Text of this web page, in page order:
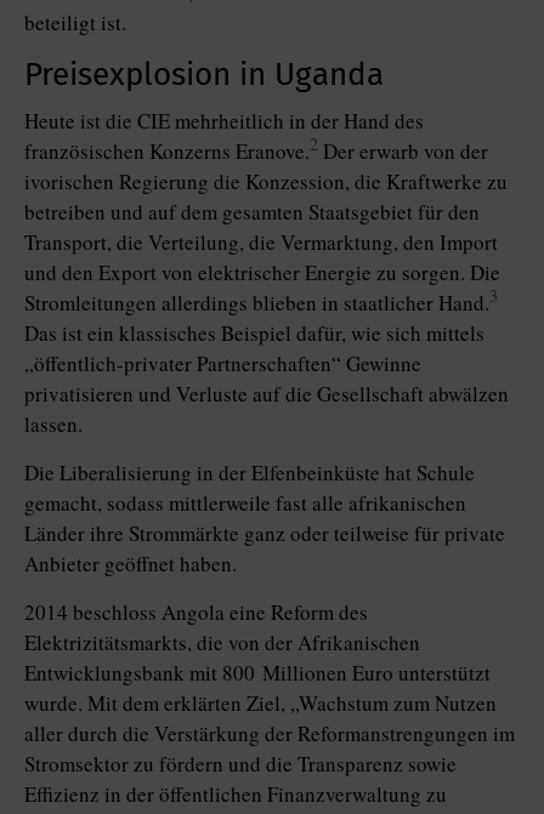
beteiligt ist.
Preisexplosion in Uganda
Heute ist die CIE mehrheitlich in der Hand des
französischen Konzerns Era­nove.2 Der erwarb von der
ivorischen Regierung die Konzession, die Kraftwerke zu
betreiben und auf dem gesamten Staatsgebiet für den
Transport, die Verteilung, die Vermarktung, den Import
und den Export von elektrischer Energie zu sorgen. Die
Stromleitungen allerdings blieben in staatlicher Hand.3
Das ist ein klassisches Beispiel dafür, wie sich mittels
„öffentlich-privater Partnerschaften“ Gewinne
privatisieren und Verluste auf die Gesellschaft abwälzen
lassen.
Die Liberalisierung in der Elfenbeinküste hat Schule
gemacht, sodass mittlerweile fast alle afrikanischen
Länder ihre Strommärkte ganz oder teilweise für private
Anbieter geöffnet haben.
2014 beschloss Angola eine Reform des
Elektrizitätsmarkts, die von der Afrikanischen
Entwicklungsbank mit 800 Mil­lio­nen Euro unterstützt
wurde. Mit dem erklärten Ziel, „Wachstum zum Nutzen
aller durch die Verstärkung der Reformanstrengungen im
Stromsektor zu fördern und die Transparenz sowie
Effizienz in der öffentlichen Finanzverwaltung zu